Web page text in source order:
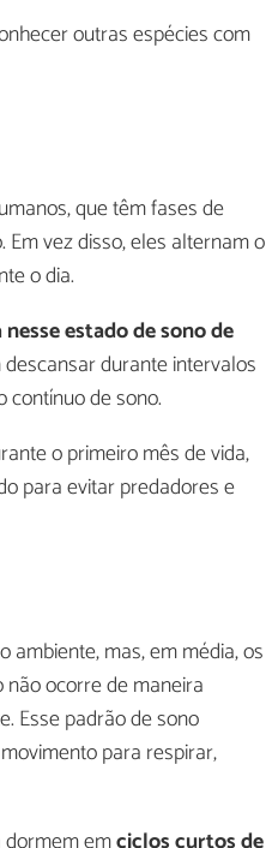
outras espécies com
que têm fases de
vez disso, eles alternam o
o dia.
estado desono de
durante intervalos
contínuo de sono.
o primeiro mês de vida,
para evitar predadores e
mas, em média, os
não ocorre de maneira
Esse padrão de sono
para respirar,